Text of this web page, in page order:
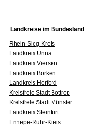
Landkreise im Bundesland
Rhein-Sieg-Kreis
Landkreis Unna
Landkreis Viersen
Landkreis Borken
Landkreis Herford
Kreisfreie Stadt Bottrop
Kreisfreie Stadt Münster
Landkreis Steinfurt
Ennepe-Ruhr-Kreis